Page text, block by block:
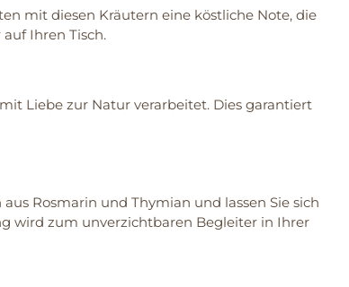
mit diesen Kräutern eine köstliche Note, die
Ihren Tisch.
Liebe zur Natur verarbeitet. Dies garantiert
Rosmarin und Thymian und lassen Sie sich
wird zum unverzichtbaren Begleiter in Ihrer